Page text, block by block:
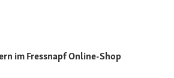
im Fressnapf Online-Shop